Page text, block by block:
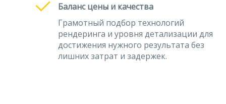
Баланс цены и качества
Грамотный подбор технологий
рендеринга и уровня детализации для
достижения нужного результата без
лишних затрат и задержек.